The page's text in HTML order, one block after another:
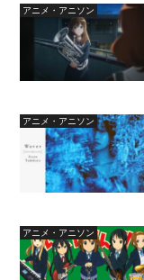
アニメ・アニソン
アニメ・アニソン
アニメ・アニソン